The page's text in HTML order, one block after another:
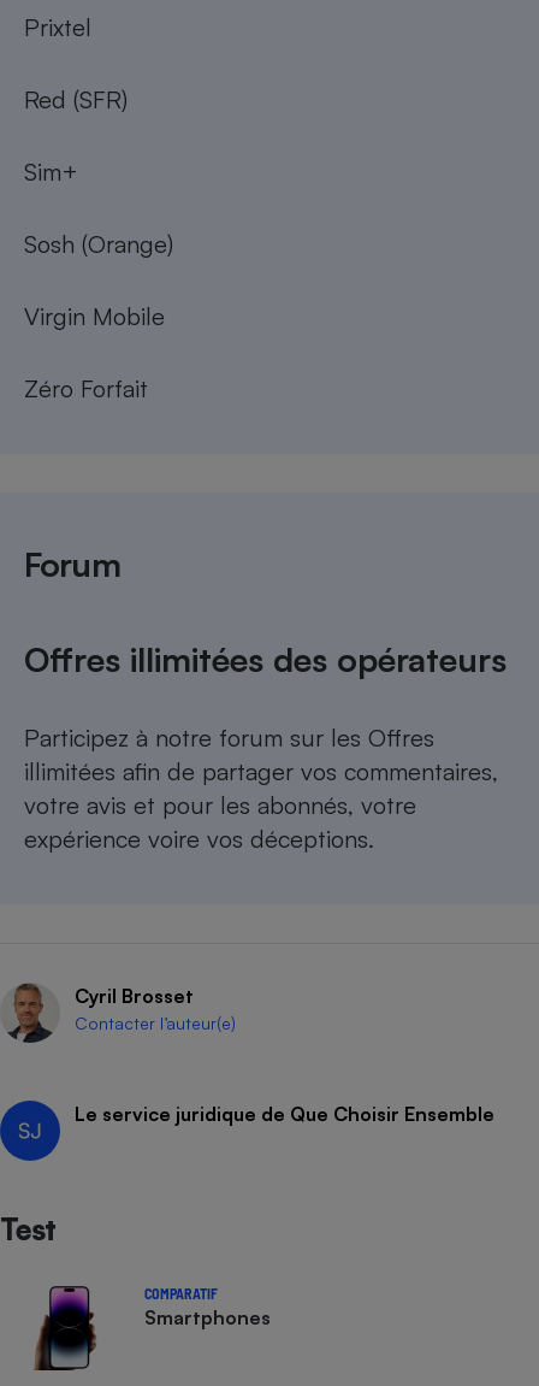
Prixtel
Red (SFR)
Sim+
Sosh (Orange)
Virgin Mobile
Zéro Forfait
Forum
Offres illimitées des opérateurs
Participez à notre forum sur les Offres
illimitées afin de partager vos commentaires,
votre avis et pour les abonnés, votre
expérience voire vos déceptions.
Cyril Brosset
Contacter l’auteur(e)
Le service juridique de Que Choisir Ensemble
Test
COMPARATIF
Smartphones